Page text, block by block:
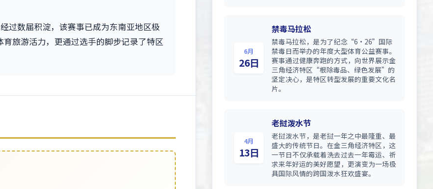
过数届积淀，该赛事已成为东南亚地区极
旅游活力，更通过选手的脚步记录了特区
6月
26日
禁毒马拉松
禁毒马拉松，是为了纪念“6·26”国际
禁毒日而举办的年度大型体育公益赛事。
赛事通过健康奔跑的方式，向世界展示金
三角经济特区“根除毒品、绿色发展”的
坚定决心，是特区转型发展的重要文化名
片。
4月
13日
老挝泼水节
老挝泼水节，是老挝一年之中最隆重、最
盛大的传统节日。在金三角经济特区，这
一节日不仅承载着洗去过去一年霉运、祈
求来年好运的美好愿望，更演变为一场极
具国际风情的跨国泼水狂欢盛宴。